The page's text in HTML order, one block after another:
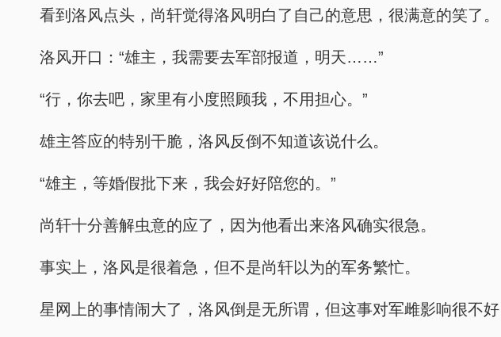
看到洛风点头，尚轩觉得洛风明白了自己的意思，很满意的笑了。
洛风开口：“雄主，我需要去军部报道，明天……”
“行，你去吧，家里有小度照顾我，不用担心。”
雄主答应的特别干脆，洛风反倒不知道该说什么。
“雄主，等婚假批下来，我会好好陪您的。”
尚轩十分善解虫意的应了，因为他看出来洛风确实很急。
事实上，洛风是很着急，但不是尚轩以为的军务繁忙。
星网上的事情闹大了，洛风倒是无所谓，但这事对军雌影响很不